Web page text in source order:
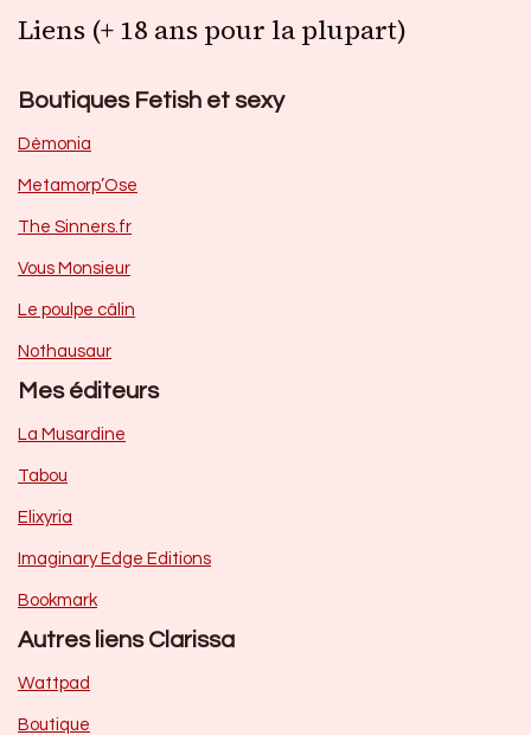
Liens (+ 18 ans pour la plupart)
Boutiques Fetish et sexy
Dèmonia
Metamorp’Ose
The Sinners.fr
Vous Monsieur
Le poulpe câlin
Nothausaur
Mes éditeurs
La Musardine
Tabou
Elixyria
Imaginary Edge Editions
Bookmark
Autres liens Clarissa
Wattpad
Boutique